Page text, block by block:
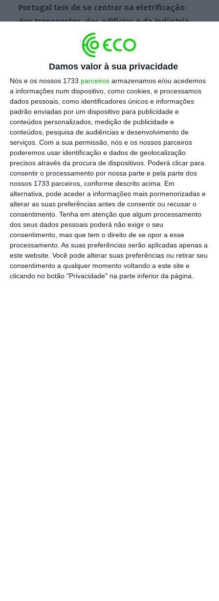
Damos valor à sua privacidade
Nós e os nossos 1733 parceiros armazenamos e/ou acedemos
a informações num dispositivo, como cookies, e processamos
dados pessoais, como identificadores únicos e informações
padrão enviadas por um dispositivo para publicidade e
conteúdos personalizados, medição de publicidade e
conteúdos, pesquisa de audiências e desenvolvimento de
serviços. Com a sua permissão, nós e os nossos parceiros
poderemos usar identificação e dados de geolocalização
precisos através da procura de dispositivos. Poderá clicar para
consentir o processamento por nossa parte e pela parte dos
nossos 1733 parceiros, conforme descrito acima. Em
alternativa, pode aceder a informações mais pormenorizadas e
alterar as suas preferências antes de consentir ou recusar o
consentimento. Tenha em atenção que algum processamento
dos seus dados pessoais poderá não exigir o seu
consentimento, mas que tem o direito de se opor a esse
processamento. As suas preferências serão aplicadas apenas a
este website. Você pode alterar suas preferências ou retirar seu
consentimento a qualquer momento voltando a este site e
clicando no botão "Privacidade" na parte inferior da página.
Portugal tem de se centrar na eletrificação
dos transportes, dos edifícios e da indústria,
que, em conjunto, representam a maior parte
das emissões de gases com efeito de estufa
(GEE) associadas à energia (82% em 2024)
escreve a Agência Internacional de Energia,
no relatório.
Neste cenário de eletrificação, deverá existir
um “aumento notório” da procura por
eletricidade, pelo que é necessária uma
“rápida expansão” na geração, em particular
de energia solar e eólica. “Estes
desenvolvimentos exigem que as redes, os
mercados e a regulação evoluam para que a
implantação de renováveis, a eletrificação e a
flexibilidade do sistema possam ganhar escala
de forma coordenada, acessível e segura.”,
alerta a agência internacional.
Fica ainda o dado de que as emissões